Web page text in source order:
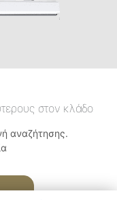
στον κλάδο
αναζήτησης.